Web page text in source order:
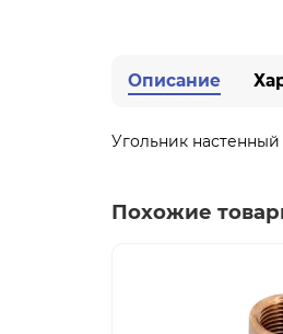
Описание
Угольник настенный
Похожие